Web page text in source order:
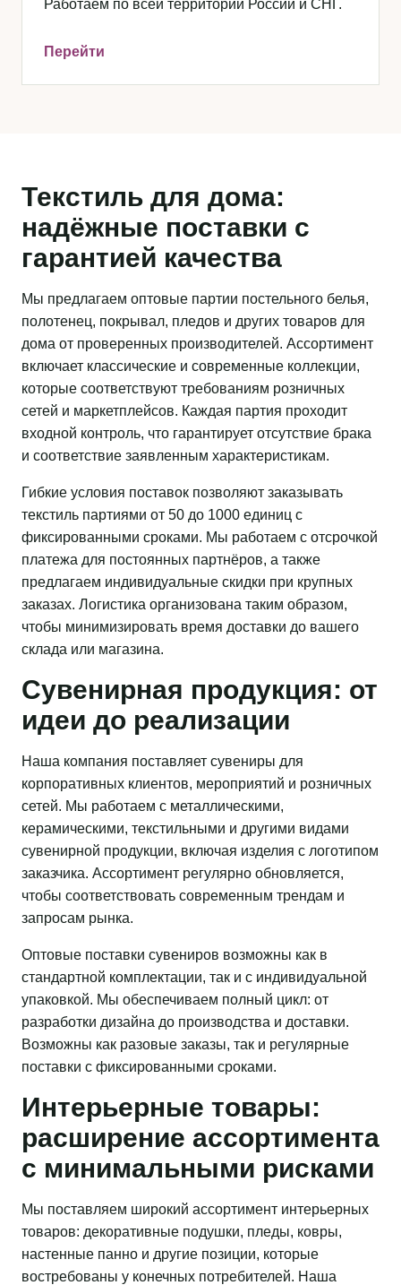
Работаем по всей территории России и СНГ.
Перейти
Текстиль для дома:
надёжные поставки с
гарантией качества
Мы предлагаем оптовые партии постельного белья,
полотенец, покрывал, пледов и других товаров для
дома от проверенных производителей. Ассортимент
включает классические и современные коллекции,
которые соответствуют требованиям розничных
сетей и маркетплейсов. Каждая партия проходит
входной контроль, что гарантирует отсутствие брака
и соответствие заявленным характеристикам.
Гибкие условия поставок позволяют заказывать
текстиль партиями от 50 до 1000 единиц с
фиксированными сроками. Мы работаем с отсрочкой
платежа для постоянных партнёров, а также
предлагаем индивидуальные скидки при крупных
заказах. Логистика организована таким образом,
чтобы минимизировать время доставки до вашего
склада или магазина.
Сувенирная продукция: от
идеи до реализации
Наша компания поставляет сувениры для
корпоративных клиентов, мероприятий и розничных
сетей. Мы работаем с металлическими,
керамическими, текстильными и другими видами
сувенирной продукции, включая изделия с логотипом
заказчика. Ассортимент регулярно обновляется,
чтобы соответствовать современным трендам и
запросам рынка.
Оптовые поставки сувениров возможны как в
стандартной комплектации, так и с индивидуальной
упаковкой. Мы обеспечиваем полный цикл: от
разработки дизайна до производства и доставки.
Возможны как разовые заказы, так и регулярные
поставки с фиксированными сроками.
Интерьерные товары:
расширение ассортимента
с минимальными рисками
Мы поставляем широкий ассортимент интерьерных
товаров: декоративные подушки, пледы, ковры,
настенные панно и другие позиции, которые
востребованы у конечных потребителей. Наша